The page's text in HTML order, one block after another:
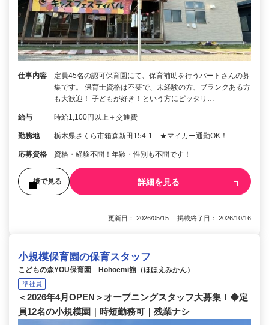
仕事内容
定員45名の認可保育園にて、保育補助を行うパートさんの募
集です。 保育士資格は不要で、未経験の方、ブランクある方
も大歓迎！ 子どもが好き！という方にピッタリ…
給与 時給1,100円以上＋交通費
勤務地 栃木県さくら市箱森新田154‐1 ★マイカー通勤OK！
応募資格 資格・経験不問！年齢・性別も不問です！
後で見る 詳細を見る
更新日： 2026/05/15 掲載終了日： 2026/10/16
小規模保育園の保育スタッフ
こどもの森YOU保育園 Hohoemi館（ほほえみかん）
準社員
＜2026年4月OPEN＞オープニングスタッフ大募集！◆定
員12名の小規模園｜時短勤務可｜残業ナシ